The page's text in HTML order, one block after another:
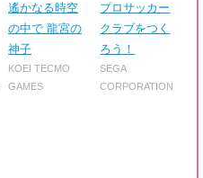
遙かなる時空
の中で 龍宮の
神子
KOEI TECMO
GAMES
プロサッカー
クラブをつく
ろう！
SEGA
CORPORATION